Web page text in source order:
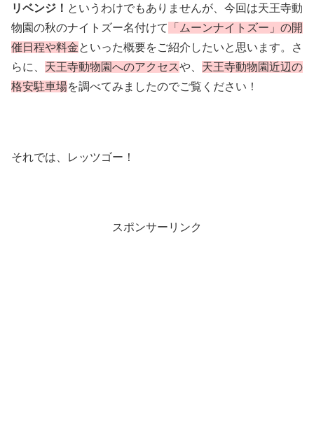
リベンジ！ というわけでもありませんが、今回は天王寺動
物園の秋のナイトズー名付けて
「ムーンナイトズー」の開
催日程や料金といった概要をご紹介したいと思います。さ
らに、 天王寺動物園へのアクセスや、 天王寺動物園近辺の
格安駐車場を調べてみましたのでご覧ください！
それでは、レッツゴー！
スポンサーリンク